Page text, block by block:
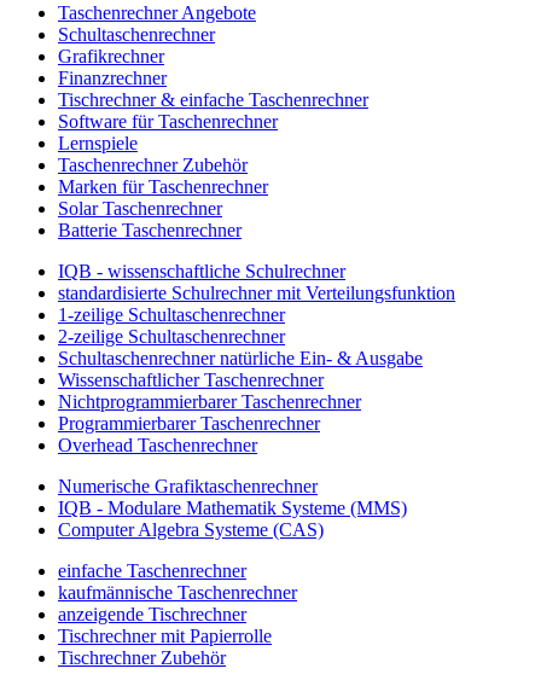
Taschenrechner Angebote
Schultaschenrechner
Grafikrechner
Finanzrechner
Tischrechner & einfache Taschenrechner
Software für Taschenrechner
Lernspiele
Taschenrechner Zubehör
Marken für Taschenrechner
Solar Taschenrechner
Batterie Taschenrechner
IQB - wissenschaftliche Schulrechner
standardisierte Schulrechner mit Verteilungsfunktion
1-zeilige Schultaschenrechner
2-zeilige Schultaschenrechner
Schultaschenrechner natürliche Ein- & Ausgabe
Wissenschaftlicher Taschenrechner
Nichtprogrammierbarer Taschenrechner
Programmierbarer Taschenrechner
Overhead Taschenrechner
Numerische Grafiktaschenrechner
IQB - Modulare Mathematik Systeme (MMS)
Computer Algebra Systeme (CAS)
einfache Taschenrechner
kaufmännische Taschenrechner
anzeigende Tischrechner
Tischrechner mit Papierrolle
Tischrechner Zubehör